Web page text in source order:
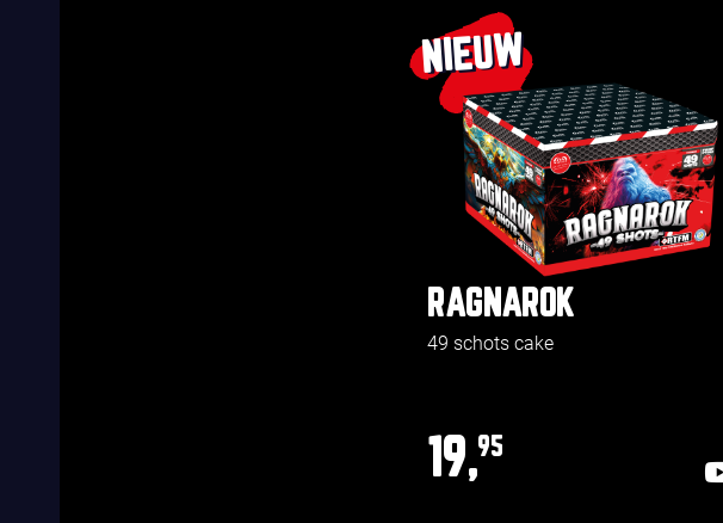
NIEUW
RAGNAROK
49 schots cake
19,95